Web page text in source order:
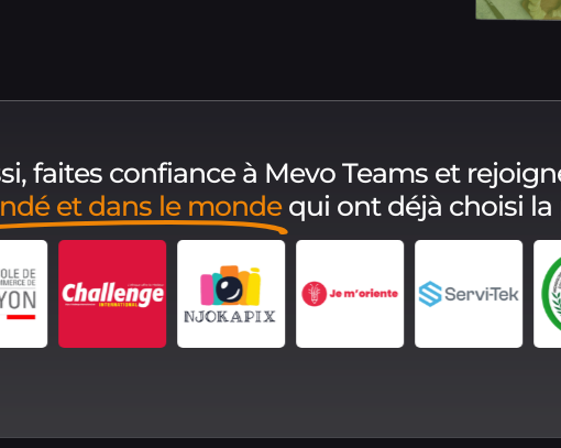
faites confiance à Mevo Teams et
et dans le monde qui ont déjà choisi